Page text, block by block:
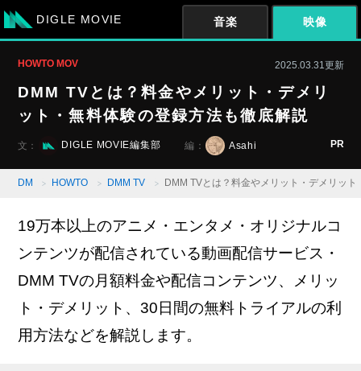
DIGLE MOVIE 音楽 映像
HOWTO MOV 2025.03.31更新
DMM TVとは？料金やメリット・デメリ
ット・無料体験の登録方法も徹底解説
文： DIGLE MOVIE編集部 編： Asahi PR
DM HOWTO DMM TV DMM TVとは？料金やメリット・デメリッ
19万本以上のアニメ・エンタメ・オリジナルコ
ンテンツが配信されている動画配信サービス・
DMM TVの月額料金や配信コンテンツ、メリッ
ト・デメリット、30日間の無料トライアルの利
用方法などを解説します。